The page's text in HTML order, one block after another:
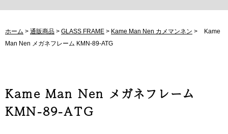
ホーム > 通販商品 > GLASS FRAME > Kame Man Nen カメマンネン >
Kame
Man Nen メガネフレーム KMN-89-ATG
Kame Man Nen メガネフレーム
KMN-89-ATG